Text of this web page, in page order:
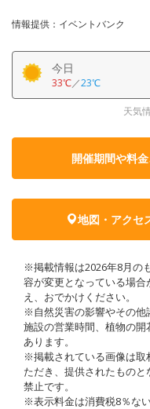
情報提供：イベントバンク
今日
33℃／23℃
天気
開催期間や料
地図・アクセ
※掲載情報は2026年8月の
容が変更となっている場
え、おでかけください。
※自然災害の影響やその他
施設の営業時間、植物の
あります。
※掲載されている画像は取
ただき、提供されたもの
禁止です。
※表示料金は消費税8％な